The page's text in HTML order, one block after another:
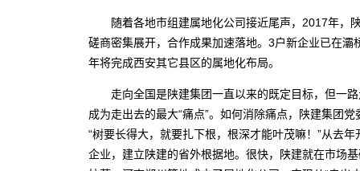
随着各地市组建属地化公司接近尾声，2017年，
磋商密集展开，合作成果加速落地。3户新企业已在
年将完成西安其它县区的属地化布局。
走向全国是陕建集团一直以来的既定目标，但一路
成为走出去的最大“痛点”。如何消除痛点，陕建集团
“树要长得大，就要扎下根，根深才能叶茂嘛！”从去
企业，建立陕建的省外根据地。很快，陕建就在市场